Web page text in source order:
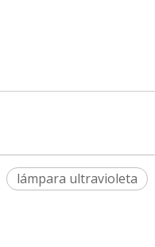
lámpara ultravioleta